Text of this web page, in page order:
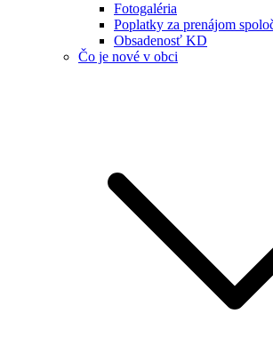
Fotogaléria
Poplatky za prenájom
Obsadenosť KD
Čo je nové v obci